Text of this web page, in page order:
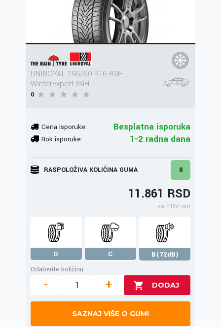
UNIROYAL 195/60 R16 89H
WinterExpert 89H
0
Cena isporuke: Besplatna isporuka
Rok isporuke: 1-2 radna dana
RASPOLOŽIVA KOLIČINA GUMA 8
11.861 RSD
sa PDV-om
D C
B(72dB)
Odaberite količinu
- +
SAZNAJ VIŠE O GUMI